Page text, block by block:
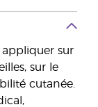
appliquer sur
sur le
cutanée.